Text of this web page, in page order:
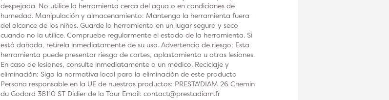
despejada. No utilice la herramienta cerca del agua o en condiciones de
humedad. Manipulación y almacenamiento: Mantenga la herramienta fuera
del alcance de los niños. Guarde la herramienta en un lugar seguro y seco
cuando no la utilice. Compruebe regularmente el estado de la herramienta. Si
está dañada, retírela inmediatamente de su uso. Advertencia de riesgo: Esta
herramienta puede presentar riesgo de cortes, aplastamiento u otras lesiones.
En caso de lesiones, consulte inmediatamente a un médico. Reciclaje y
eliminación: Siga la normativa local para la eliminación de este producto
Persona responsable en la UE de nuestros productos: PRESTA'DIAM 26 Chemin
du Godard 38110 ST Didier de la Tour Email: contact@prestadiam.fr